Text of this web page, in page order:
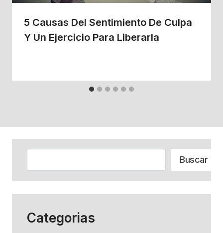
5 Causas Del Sentimiento De Culpa
Y Un Ejercicio Para Liberarla
Buscar
Categorias